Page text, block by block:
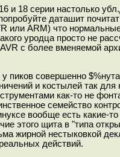
и 18 серии настолько
даташит
или ARM) что
уродца просто не
с более вменяемой
пиков совершенно
и костылей так для
как-то не
семейство
вообще есть какие-
этого щита в "типа
жирной нестыковкой
действий.